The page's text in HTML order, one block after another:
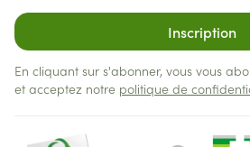
Inscription
En cliquant sur s'abonner, vous vous
et acceptez notre politique de